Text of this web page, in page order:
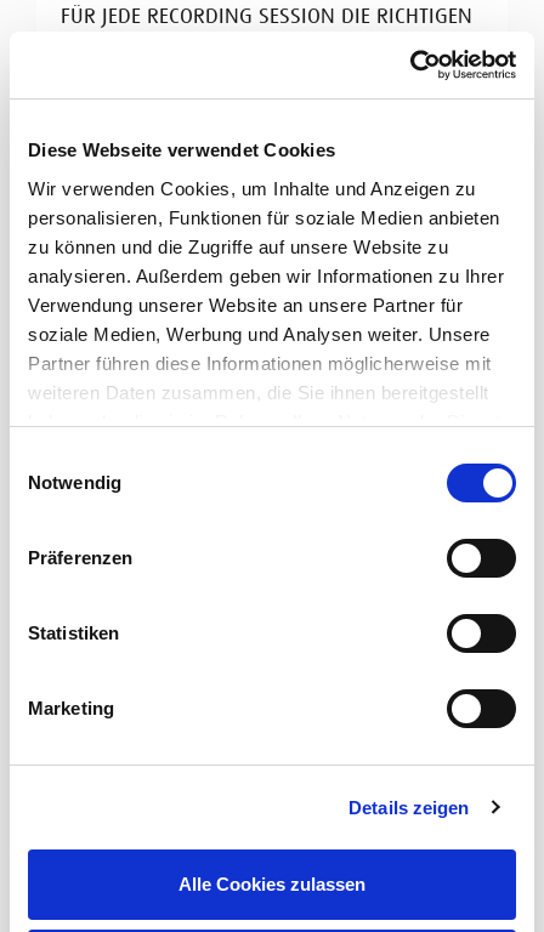
Diese Webseite verwendet Cookies
Wir verwenden Cookies, um Inhalte und Anzeigen zu
personalisieren, Funktionen für soziale Medien anbieten
zu können und die Zugriffe auf unsere Website zu
analysieren. Außerdem geben wir Informationen zu Ihrer
Verwendung unserer Website an unsere Partner für
soziale Medien, Werbung und Analysen weiter. Unsere
Partner führen diese Informationen möglicherweise mit
weiteren Daten zusammen, die Sie ihnen bereitgestellt
haben oder die sie im Rahmen Ihrer Nutzung der Dienste
Notwendig
Präferenzen
Statistiken
Marketing
Details zeigen
Alle Cookies zulassen
FÜR JEDE RECORDING SESSION DIE RICHTIGEN
Cordial Kabel für Tonstudios
Hochklassiges Studio-Equipment braucht perfekte
Signalübertragung. Cordial bietet ein breites
Spektrum an ...
Mehr erfahren
DATENWUNDER
Cordial Datenkabel
Entwickelt, um den vielfältigen Datenübertragungs-
Mehr erfahren